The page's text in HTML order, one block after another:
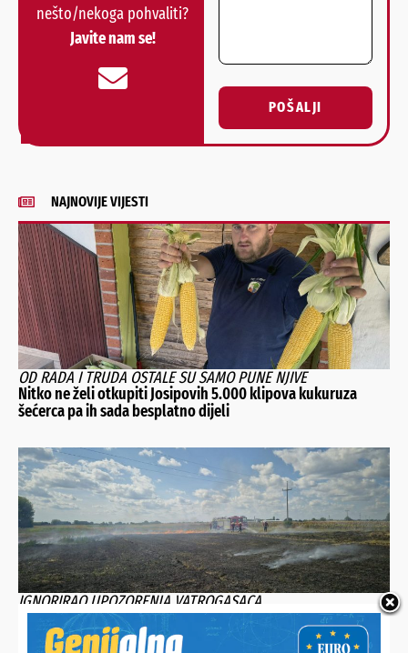
nešto/nekoga pohvaliti?
Javite nam se!
POŠALJI
Alternative:
NAJNOVIJE VIJESTI
OD RADA I TRUDA OSTALE SU SAMO PUNE NJIVE
Nitko ne želi otkupiti Josipovih 5.000 klipova kukuruza
šećerca pa ih sada besplatno dijeli
IGNORIRAO UPOZORENJA VATROGASACA
Palio stari trosjed pa zapalio susjedov pašnjak